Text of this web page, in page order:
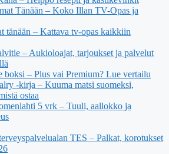
Tänään – Koko Illan TV-Opas ja
tänään – Kattava tv-opas kaikkiin
– Aukioloajat, tarjoukset ja palvelut
boksi – Plus vai Premium? Lue vertailu
-kirja – Kuuma matsi suomeksi,
ostaa
5 vrk – Tuuli, aallokko ja
TES – Palkat, korotukset